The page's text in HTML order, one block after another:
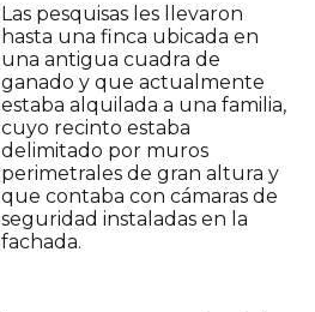
Las pesquisas les llevaron
hasta una finca ubicada en
una antigua cuadra de
ganado y que actualmente
estaba alquilada a una familia,
cuyo recinto estaba
delimitado por muros
perimetrales de gran altura y
que contaba con cámaras de
seguridad instaladas en la
fachada.